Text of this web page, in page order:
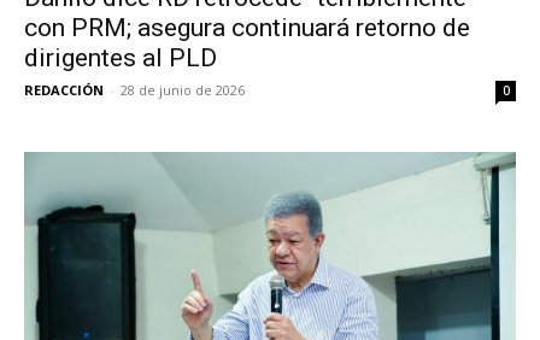
con PRM; asegura continuará retorno de
dirigentes al PLD
REDACCIÓN - 28 de junio de 2026 0